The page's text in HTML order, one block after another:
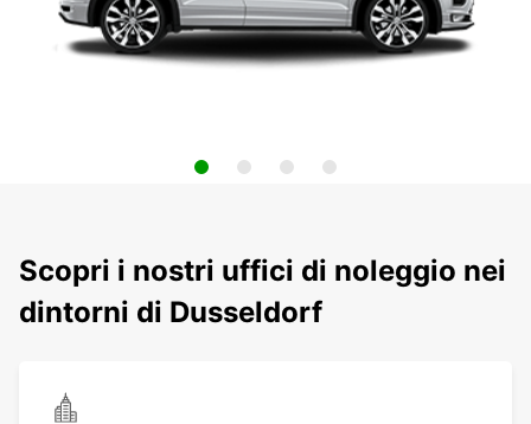
Scopri i nostri uffici di noleggio nei
dintorni di Dusseldorf